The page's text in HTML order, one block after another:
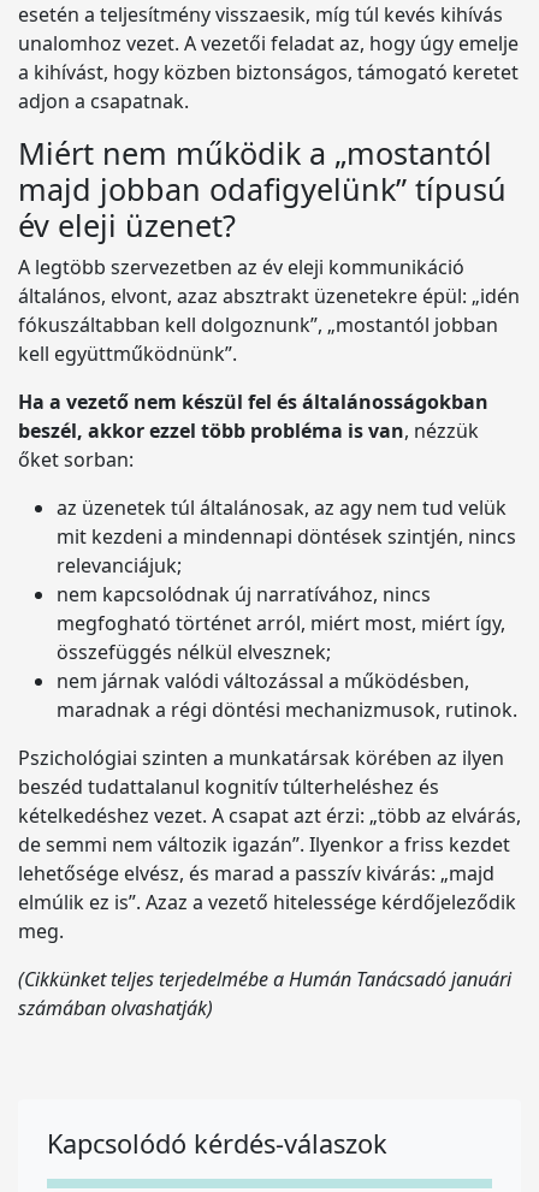
esetén a teljesítmény visszaesik, míg túl kevés kihívás
unalomhoz vezet. A vezetői feladat az, hogy úgy emelje
a kihívást, hogy közben biztonságos, támogató keretet
adjon a csapatnak.
Miért nem működik a „mostantól
majd jobban odafigyelünk” típusú
év eleji üzenet?
A legtöbb szervezetben az év eleji kommunikáció
általános, elvont, azaz absztrakt üzenetekre épül: „idén
fókuszáltabban kell dolgoznunk”, „mostantól jobban
kell együttműködnünk”.
Ha a vezető nem készül fel és általánosságokban
beszél, akkor ezzel több probléma is van, nézzük
őket sorban:
az üzenetek túl általánosak, az agy nem tud velük
mit kezdeni a mindennapi döntések szintjén, nincs
relevanciájuk;
nem kapcsolódnak új narratívához, nincs
megfogható történet arról, miért most, miért így,
összefüggés nélkül elvesznek;
nem járnak valódi változással a működésben,
maradnak a régi döntési mechanizmusok, rutinok.
Pszichológiai szinten a munkatársak körében az ilyen
beszéd tudattalanul kognitív túlterheléshez és
kételkedéshez vezet. A csapat azt érzi: „több az elvárás,
de semmi nem változik igazán”. Ilyenkor a friss kezdet
lehetősége elvész, és marad a passzív kivárás: „majd
elmúlik ez is”. Azaz a vezető hitelessége kérdőjeleződik
meg.
(Cikkünket teljes terjedelmébe a Humán Tanácsadó januári
számában olvashatják)
Kapcsolódó kérdés-válaszok